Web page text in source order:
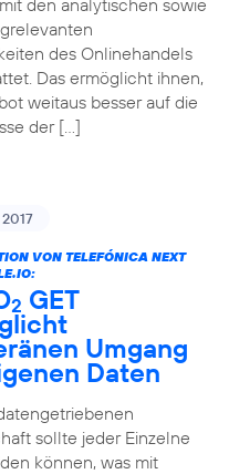
den analytischen sowie
des Onlinehandels
Das ermöglicht ihnen,
weitaus besser auf die
der […]
VON TELEFÓNICA NEXT
2 GET
Umgang
Daten
sollte jeder Einzelne
können, was mit